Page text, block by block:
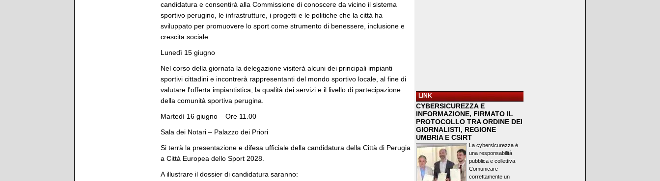
candidatura e consentirà alla Commissione di conoscere da vicino il sistema
sportivo perugino, le infrastrutture, i progetti e le politiche che la città ha
sviluppato per promuovere lo sport come strumento di benessere, inclusione e
crescita sociale.
Lunedì 15 giugno
Nel corso della giornata la delegazione visiterà alcuni dei principali impianti
sportivi cittadini e incontrerà rappresentanti del mondo sportivo locale, al fine di
valutare l'offerta impiantistica, la qualità dei servizi e il livello di partecipazione
della comunità sportiva perugina.
Martedì 16 giugno – Ore 11.00
Sala dei Notari – Palazzo dei Priori
Si terrà la presentazione e difesa ufficiale della candidatura della Città di Perugia
a Città Europea dello Sport 2028.
A illustrare il dossier di candidatura saranno:
LINK
CYBERSICUREZZA E
INFORMAZIONE, FIRMATO IL
PROTOCOLLO TRA ORDINE DEI
GIORNALISTI, REGIONE
UMBRIA E CSIRT
La cybersicurezza è
una responsabilità
pubblica e collettiva.
Comunicare
correttamente un